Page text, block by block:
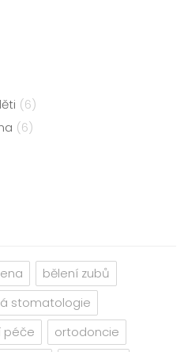
(6)
(6)
bělení zubů
stomatologie
péče
ortodoncie